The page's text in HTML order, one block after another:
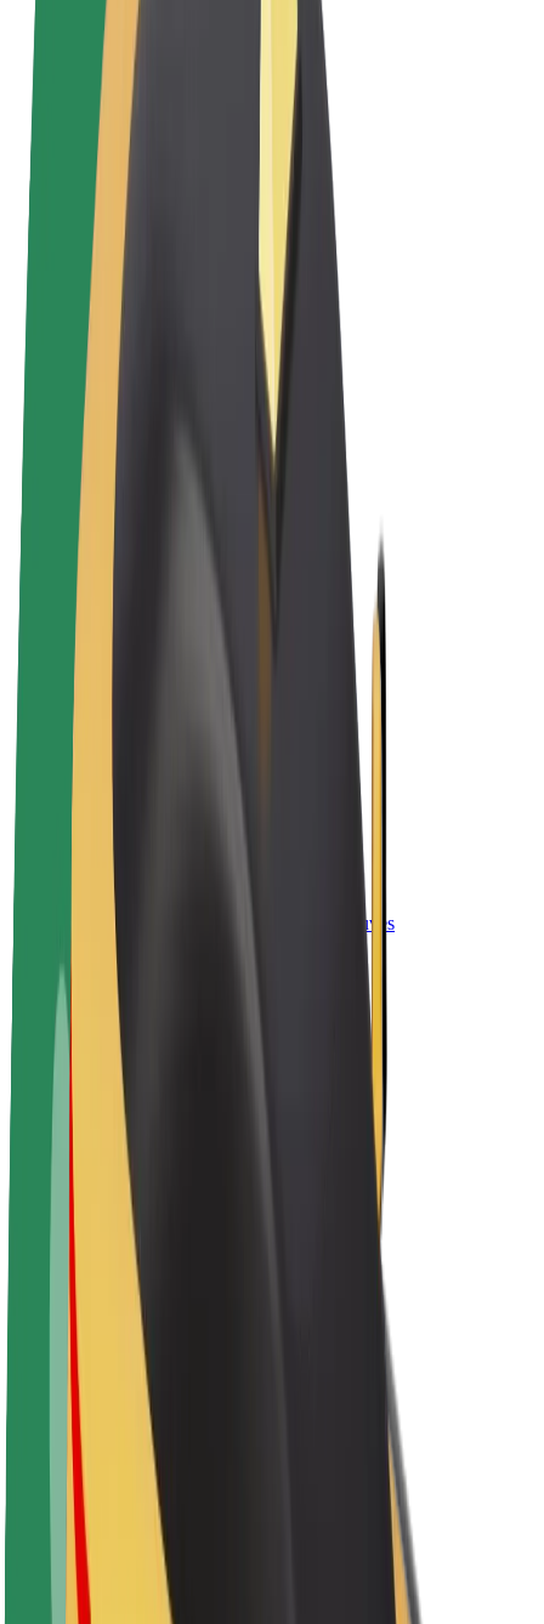
Sąlygos
Privatumas
Slapukai
© 2026 Bolt Technology OÜ
Paslaugos
Kelionės
Paspirtukai
„Bolt Market“
„Bolt Food“
Kurjerio pajamos
„Bolt Food“ restoranai ir parduotuvės
Automobilių nuomos parkai
Franšizės
Apie mus
Karjera
Apie „Bolt“
„Bolt“ tvarumo politika
Projektas „Zero“
Tinklaraštis
Naujienų centras
Prekių ženklo gairės
Misija
Investuotojams
Vadovybė
Prekės ženklas
Žiniasklaidai
„Urban Fund“